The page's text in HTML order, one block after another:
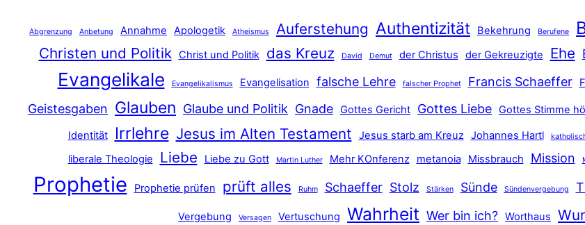
Abgrenzung Anbetung Annahme Apologetik Atheismus Auferstehung Authentizität Bekehrung Berufene
Christen und Politik Christ und Politik das Kreuz David Demut der Christus der Gekreuzigte Ehe
Evangelikale Evangelikalismus Evangelisation falsche Lehre falscher Prophet Francis Schaeffer
Geistesgaben Glauben Glaube und Politik Gnade Gottes Gericht Gottes Liebe Gottes Stimme
Identität Irrlehre Jesus im Alten Testament Jesus starb am Kreuz Johannes Hartl
liberale Theologie Liebe Liebe zu Gott Martin Luther Mehr KOnferenz metanoia Missbrauch Mission
Prophetie Prophetie prüfen prüft alles Ruhm Schaeffer Stolz Stärken Sünde Sündenvergebung
Vergebung Versagen Vertuschung Wahrheit Wer bin ich? Worthaus